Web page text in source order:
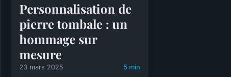
Personnalisation de
pierre tombale : un
hommage sur
mesure
23 mars 2025 5 min